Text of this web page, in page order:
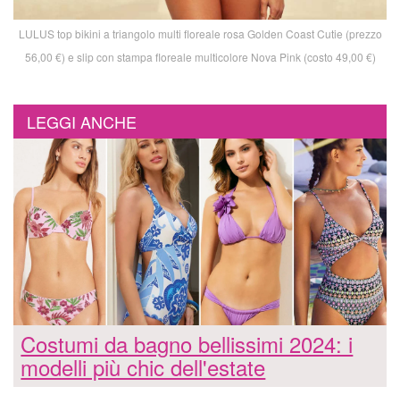
LULUS top bikini a triangolo multi floreale rosa Golden Coast Cutie (prezzo
56,00 €) e slip con stampa floreale multicolore Nova Pink (costo 49,00 €)
LEGGI ANCHE
Costumi da bagno bellissimi 2024: i
modelli più chic dell'estate